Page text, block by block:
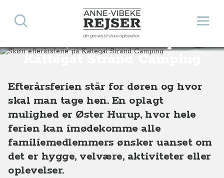
Anne-Vibeke Rejser
din genvej til store oplevelser
Åbn
Søg
Skøn efterårsferie på
Kattegat Strand Camping
Destinationer Europa Danmark Skøn efterårsferie på Kattegat Strand Camping
Efterårsferien står for døren og hvor
skal man tage hen. En oplagt
mulighed er Øster Hurup, hvor hele
ferien kan imødekomme alle
familiemedlemmers ønsker uanset om
det er hygge, velvære, aktiviteter eller
oplevelser.